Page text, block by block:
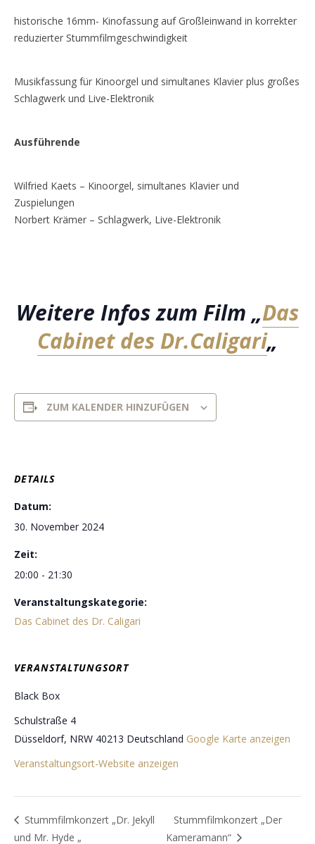
historische 16mm- Kinofassung auf Großleinwand in korrekter
reduzierter Stummfilmgeschwindigkeit
Musikfassung für Kinoorgel und simultanes Klavier plus großes
Schlagwerk und Live-Elektronik
Ausführende
Wilfried Kaets – Kinoorgel, simultanes Klavier und
Zuspielungen
Norbert Krämer – Schlagwerk, Live-Elektronik
Weitere Infos zum Film „Das
Cabinet des Dr.Caligari„
ZUM KALENDER HINZUFÜGEN
DETAILS
Datum:
30. November 2024
Zeit:
20:00 - 21:30
Veranstaltungskategorie:
Das Cabinet des Dr. Caligari
VERANSTALTUNGSORT
Black Box
Schulstraße 4
Düsseldorf, NRW 40213 Deutschland Google Karte anzeigen
Veranstaltungsort-Website anzeigen
Stummfilmkonzert „Dr. Jekyll
und Mr. Hyde „
Stummfilmkonzert „Der
Kameramann“